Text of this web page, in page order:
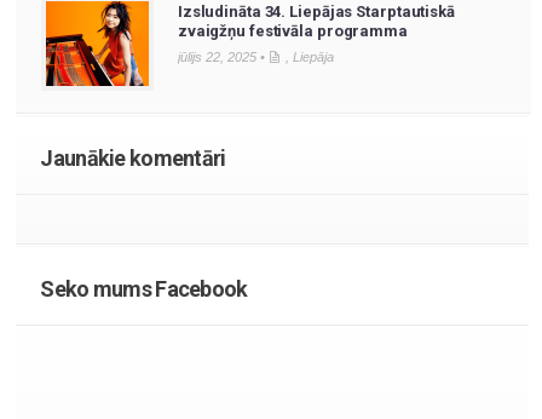
Izsludināta 34. Liepājas Starptautiskā
zvaigžņu festivāla programma
jūlijs 22, 2025 • Liepāja
Jaunākie komentāri
Seko mums Facebook